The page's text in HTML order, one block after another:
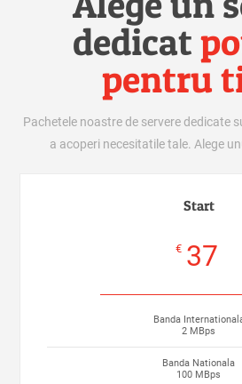
dedicat
pentru
Pachetele noastre de servere dedicate
a acoperi necesitatile tale. Alege
Start
€ 37
Banda
2 MBps
Banda Nationala
100 MBps